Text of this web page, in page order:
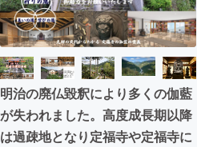
ビジネス・起業
まちづくり・地域活性化
CAMPFIRE for Social Good
明治の廃仏毀釈により多くの伽藍
が失われました。高度成長期以降
は過疎地となり定福寺や定福寺に